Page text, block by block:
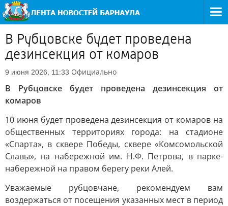
В Рубцовске будет проведена
дезинсекция от комаров
9 июня 2026, 11:33 Официально
В Рубцовске будет проведена дезинсекция от
комаров
10 июня будет проведена дезинсекция от комаров на
общественных территориях города: на стадионе
«Спарта», в сквере Победы, сквере «Комсомольской
Славы», на набережной им. Н.Ф. Петрова, в парке-
набережной на правом берегу реки Алей.
Уважаемые рубцовчане, рекомендуем вам
воздержаться от посещения указанных мест в период